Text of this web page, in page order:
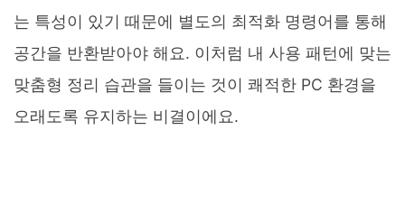
는 특성이 있기 때문에 별도의 최적화 명령어를 통해
공간을 반환받아야 해요. 이처럼 내 사용 패턴에 맞는
맞춤형 정리 습관을 들이는 것이 쾌적한 PC 환경을
오래도록 유지하는 비결이에요.